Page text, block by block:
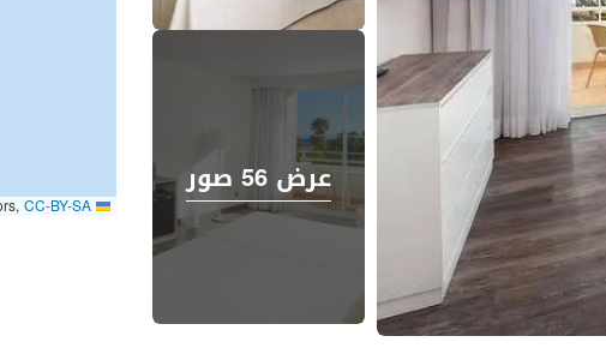
عرض 56 صور
CC-BY-SA